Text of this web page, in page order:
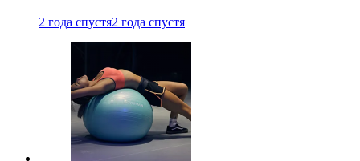
2 года спустя2 года спустя